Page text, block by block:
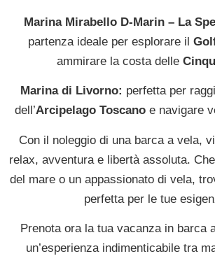
Marina Mirabello D-Marin – La
partenza ideale per esplorare il
ammirare la costa delle
Marina di Livorno: perfetta per
dell’Arcipelago Toscano e navigare
Con il noleggio di una barca a vela,
relax, avventura e libertà assoluta.
del mare o un appassionato di vela,
perfetta per le tue
Prenota ora la tua vacanza in barca
un’esperienza indimenticabile tra